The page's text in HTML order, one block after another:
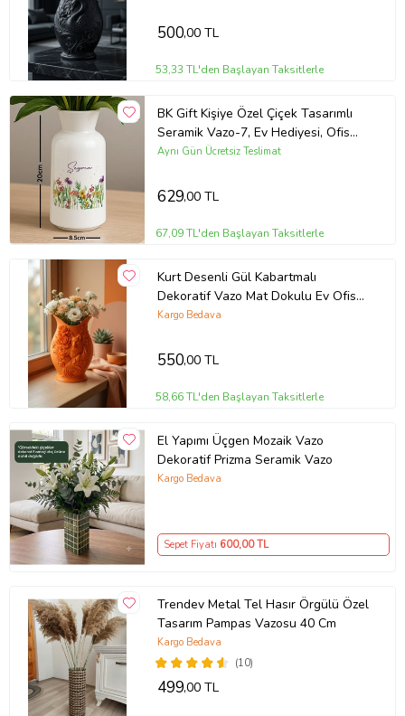
500,00 TL
53,33 TL'den Başlayan Taksitlerle
BK Gift Kişiye Özel Çiçek Tasarımlı
Seramik Vazo-7, Ev Hediyesi, Ofis
Hediyesi
Aynı Gün Ücretsiz Teslimat
629,00 TL
67,09 TL'den Başlayan Taksitlerle
Kurt Desenli Gül Kabartmalı
Dekoratif Vazo Mat Dokulu Ev Ofis
Salon Masa Raf Süsü Çiçeklik 15x10
Kargo Bedava
550,00 TL
58,66 TL'den Başlayan Taksitlerle
El Yapımı Üçgen Mozaik Vazo
Dekoratif Prizma Seramik Vazo
Kargo Bedava
Sepet Fiyatı 600,00 TL
Trendev Metal Tel Hasır Örgülü Özel
Tasarım Pampas Vazosu 40 Cm
(10)
Kargo Bedava
499,00 TL